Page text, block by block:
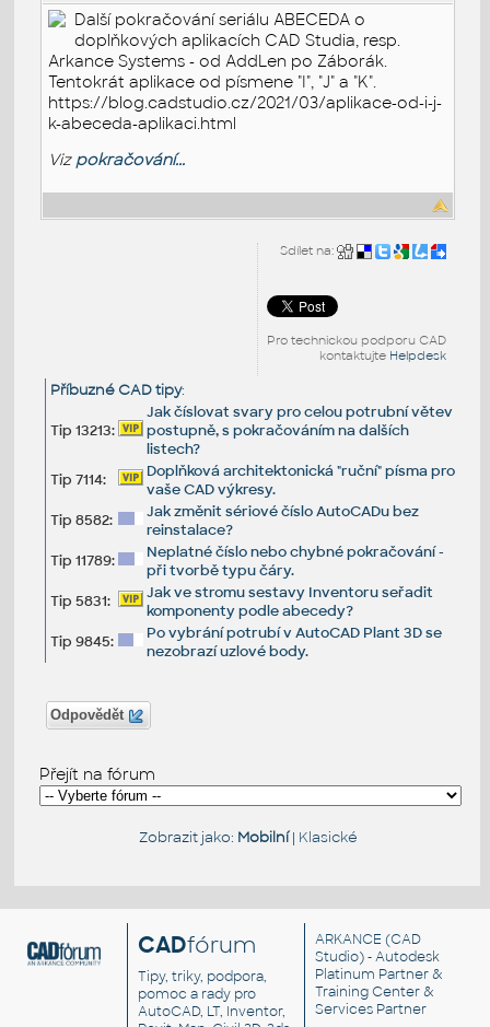
Další pokračování seriálu ABECEDA o
doplňkových aplikacích CAD Studia, resp.
Arkance Systems - od AddLen po Záborák.
Tentokrát aplikace od písmene "I", "J" a "K".
https://blog.cadstudio.cz/2021/03/aplikace-od-i-j-
k-abeceda-aplikaci.html
Viz pokračování...
Sdílet na:
Pro technickou podporu CAD
kontaktujte Helpdesk
Příbuzné CAD tipy:
Tip 13213:
Jak číslovat svary pro celou potrubní větev
postupně, s pokračováním na dalších
listech?
Tip 7114:
Doplňková architektonická "ruční" písma pro
vaše CAD výkresy.
Tip 8582:
Jak změnit sériové číslo AutoCADu bez
reinstalace?
Tip 11789:
Neplatné číslo nebo chybné pokračování -
při tvorbě typu čáry.
Tip 5831:
Jak ve stromu sestavy Inventoru seřadit
komponenty podle abecedy?
Tip 9845:
Po vybrání potrubí v AutoCAD Plant 3D se
nezobrazí uzlové body.
Odpovědět
Přejít na fórum
Zobrazit jako: Mobilní| Klasické
CADfórum
Tipy, triky, podpora,
pomoc a rady pro
AutoCAD, LT, Inventor,
ARKANCE (CAD
Studio) - Autodesk
Platinum Partner &
Training Center &
Services Partner